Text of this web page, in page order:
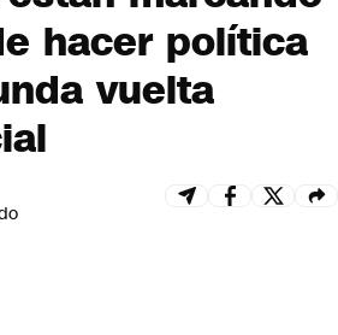
hacer política
vuelta